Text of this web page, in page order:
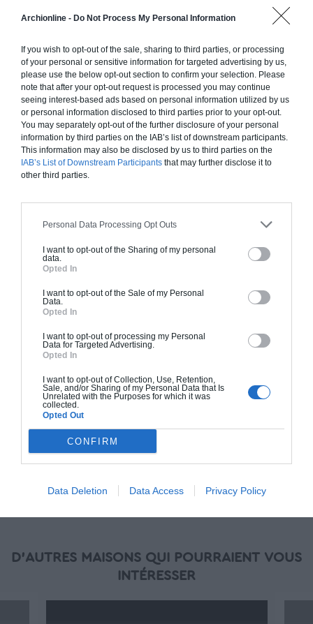
Archionline - Do Not Process My Personal Information
If you wish to opt-out of the sale, sharing to third parties, or processing
of your personal or sensitive information for targeted advertising by us,
please use the below opt-out section to confirm your selection. Please
note that after your opt-out request is processed you may continue
seeing interest-based ads based on personal information utilized by us
or personal information disclosed to third parties prior to your opt-out.
You may separately opt-out of the further disclosure of your personal
information by third parties on the IAB’s list of downstream participants.
This information may also be disclosed by us to third parties on the
IAB’s List of Downstream Participants that may further disclose it to
other third parties.
Personal Data Processing Opt Outs
I want to opt-out of the Sharing of my personal
data.
Opted In
I want to opt-out of the Sale of my Personal
Data.
Opted In
I want to opt-out of processing my Personal
Data for Targeted Advertising.
Opted In
I want to opt-out of Collection, Use, Retention,
Sale, and/or Sharing of my Personal Data that Is
Unrelated with the Purposes for which it was
collected.
Opted Out
CONFIRM
Data Deletion Data Access Privacy Policy
standards. Construction en ossature bois isolé.
Finitions haut de gamme. Le prix "clé en main"
inclut le gros oeuvre et le second oeuvre (cuisine,
peinture, sols...), mais exclut piscine, jardin et
clôture.
À partir de
253 000€ TTC
Chiffrage estimatif pour : Fondations et normes
standards. Construction en bloc coffrant isolant
(RT 2020). Finitions haut de gamme. Le prix "clé
en main" inclut le gros oeuvre et le second
piscine, jardin et clôture.
À partir de
291 000€ TTC
Je la veux !
D'AUTRES MAISONS QUI POURRAIENT VOUS
INTÉRESSER